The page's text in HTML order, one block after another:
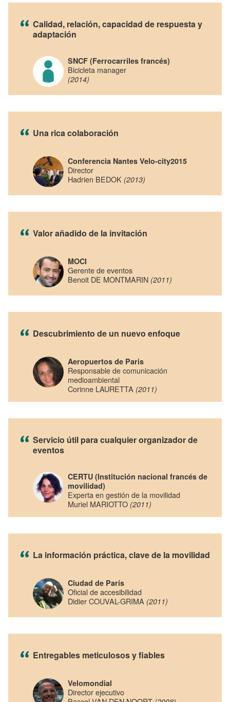
Calidad, relación, capacidad de respuesta y
adaptación
SNCF (Ferrocarriles francés)
Bicicleta manager
(2014)
Una rica colaboración
Conferencia Nantes Velo-city2015
Director
Hadrien BEDOK (2013)
Valor añadido de la invitación
MOCI
Gerente de eventos
Benoit DE MONTMARIN (2011)
Descubrimiento de un nuevo enfoque
Aeropuertos de Paris
Responsable de comunicación
medioambiental
Corinne LAURETTA (2011)
Servicio útil para cualquier organizador de
eventos
CERTU (Institución nacional francés de
movilidad)
Experta en gestión de la movilidad
Muriel MARIOTTO (2011)
La información práctica, clave de la movilidad
Ciudad de París
Oficial de accesibilidad
Didier COUVAL-GRIMA (2011)
Entregables meticulosos y fiables
Velomondial
Director ejecutivo